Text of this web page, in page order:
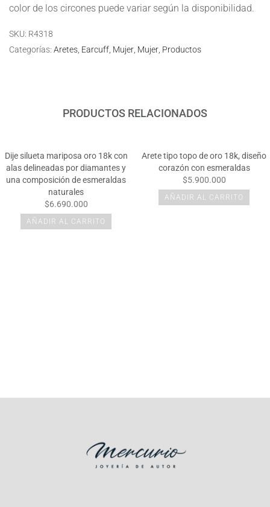
color de los circones puede variar según la disponibilidad.
SKU: R4318
Categorías: Aretes Earcuff Mujer Mujer Productos
PRODUCTOS RELACIONADOS
Dije silueta mariposa oro 18k con
alas delineadas por diamantes y
una composición de esmeraldas
naturales
$6.690.000
AÑADIR AL CARRITO
Arete tipo topo de oro 18k, diseño
corazón con esmeraldas
$5.900.000
AÑADIR AL CARRITO